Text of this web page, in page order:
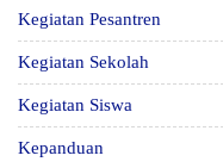
Kegiatan Pesantren
Kegiatan Sekolah
Kegiatan Siswa
Kepanduan